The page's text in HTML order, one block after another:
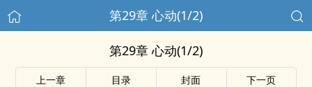
第29章 心动(1/2)
第29章 心动(1/2)
上一章 目录 封面 下一页